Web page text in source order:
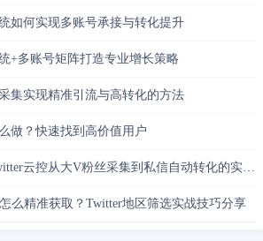
如何实现多账号承接与转化提升
+多账号矩阵打造专业增长策略
集实现精准引流与高转化的方法
做？快速找到高价值用户
云控从大V粉丝采集到私信自动转化的实操闭环
么精准获取？Twitter地区筛选实战技巧分享